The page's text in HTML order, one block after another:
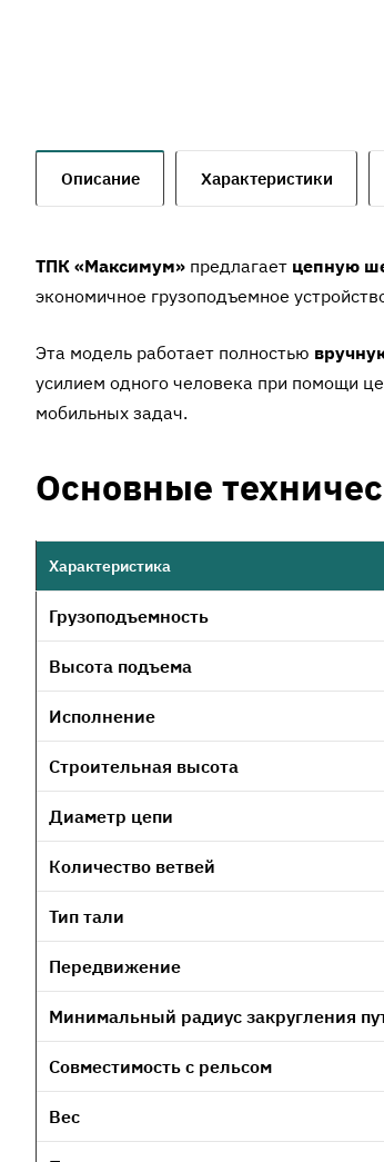
Описание Характеристики
ТПК «Максимум» предлагает цепную
экономичное грузоподъемное
Эта модель работает полностью
усилием одного человека при помощи
мобильных задач.
Основные
Характеристика
Грузоподъемность
Высота подъема
Исполнение
Строительная высота
Диаметр цепи
Количество ветвей
Тип тали
Передвижение
Минимальный радиус закругления
Совместимость с рельсом
Вес